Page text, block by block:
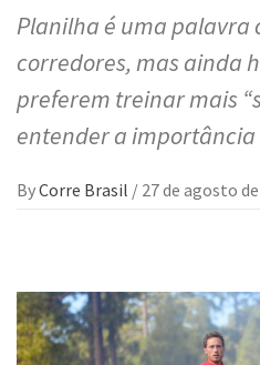
Planilha é uma palavra
corredores, mas ainda
preferem treinar mais
entender a
ByCorre Brasil / 27 de agosto